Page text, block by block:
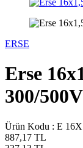
ERSE
Erse
300/
Ürün Kodu : E
887,17 TL